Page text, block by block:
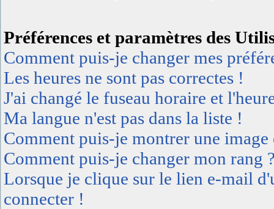
Préférences et paramètres des
Comment puis-je changer mes
Les heures ne sont pas correctes !
J'ai changé le fuseau horaire et
Ma langue n'est pas dans la liste !
Comment puis-je montrer une
Comment puis-je changer mon rang
Lorsque je clique sur le lien e-mail
connecter !